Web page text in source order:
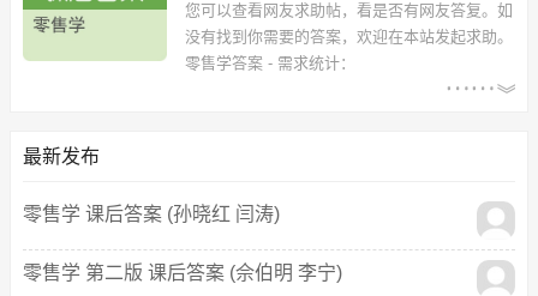
您可以查看网友求助帖，看是否有网友答复。如
没有找到你需要的答案，欢迎在本站发起求助。
零售学答案 - 需求统计：
：市场营销、工商管理、商务英语、连锁
以下学校的同学下载过
院、郑州大学升达经贸管理学院、湖南大学、长江大学工程技术学院、
大学、越秀外国语学院 等。
最新发布
零售学 课后答案 (孙晓红 闫涛)
零售学 第二版 课后答案 (佘伯明 李宁)